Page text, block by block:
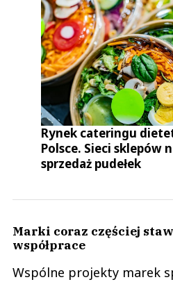
Rynek cateringu
Polsce. Sieci sklepów
sprzedaż pudełek
Marki coraz częściej
współprace
Wspólne projekty marek